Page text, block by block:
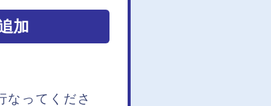
加
なってくださ